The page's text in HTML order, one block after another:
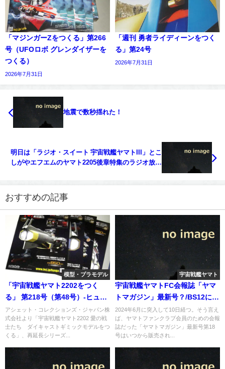
「マジンガーZをつくる」第266
号（UFOロボ グレンダイザーを
つくる）
2026年7月31日
「週刊 勇者ライディーンをつく
る」第24号
2026年7月31日
地震で数秒揺れた！
明日は「ラジオ・スイート 宇宙戦艦ヤマトIII」とこ
しがやエフエムのヤマト2205後章特集のラジオ放送
おすすめの記事
模型・プラモデル
「宇宙戦艦ヤマト2202をつく
る」 第218号（第48号）-ヒュウ
ガ編
アシェット・コレクションズ・ジャパン株
式会社より「宇宙戦艦ヤマト2202 愛の戦
士たち ダイキャストギミックモデルをつ
くる」、再延長シリーズ...
宇宙戦艦ヤマト
宇宙戦艦ヤマトFC会報誌「ヤマ
トマガジン」最新号？/BS12にて
ヤマト2199追憶の航海と星巡る
方舟が放送へ
2024年6月に突入して10日経つ。そう言え
ば、ヤマトファンクラブ会員のための会報
誌だった「ヤマトマガジン」最新号第18
号はいつから販売され...